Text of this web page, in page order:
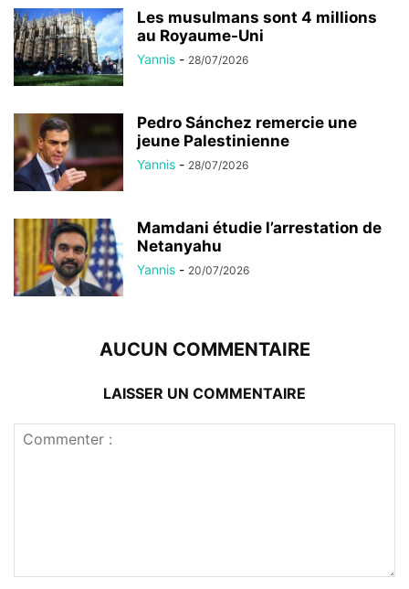
Les musulmans sont 4 millions
au Royaume-Uni
Yannis - 28/07/2026
Pedro Sánchez remercie une
jeune Palestinienne
Yannis - 28/07/2026
Mamdani étudie l’arrestation de
Netanyahu
Yannis - 20/07/2026
AUCUN COMMENTAIRE
LAISSER UN COMMENTAIRE